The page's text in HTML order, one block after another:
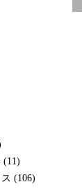
(11)
(106)